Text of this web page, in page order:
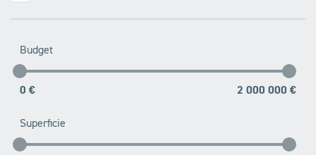
Budget
2 000 000 €
0 €
Superficie